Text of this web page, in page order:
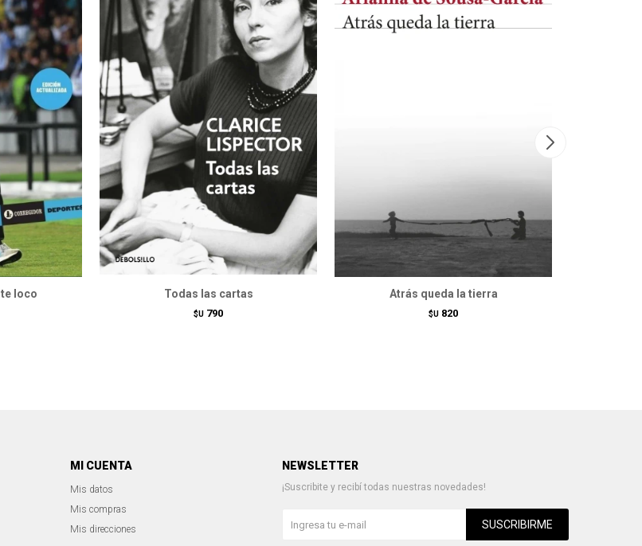
loco Todas las cartas
$U 790
Atrás queda la tierra
$U 820
MI CUENTA
Mis datos
Mis compras
Mis direcciones
NEWSLETTER
¡Suscribite y recibí todas nuestras novedades!
SUSCRIBIRME